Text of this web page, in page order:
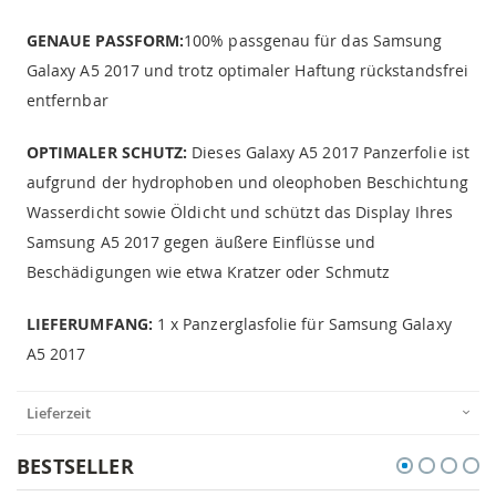
GENAUE PASSFORM:100% passgenau für das Samsung
Galaxy A5 2017 und trotz optimaler Haftung rückstandsfrei
entfernbar
OPTIMALER SCHUTZ: Dieses Galaxy A5 2017 Panzerfolie ist
aufgrund der hydrophoben und oleophoben Beschichtung
Wasserdicht sowie Öldicht und schützt das Display Ihres
Samsung A5 2017 gegen äußere Einflüsse und
Beschädigungen wie etwa Kratzer oder Schmutz
LIEFERUMFANG: 1 x Panzerglasfolie für Samsung Galaxy
A5 2017
Lieferzeit
BESTSELLER